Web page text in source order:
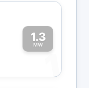
1.3
MW
1